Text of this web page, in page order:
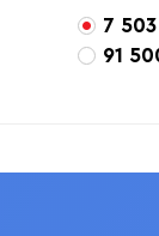
7 503
91